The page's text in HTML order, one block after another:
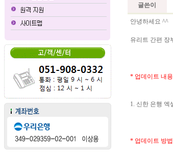
글쓴이
안녕하세요 ^^
유리트 간편 장
* 업데이트 내용
1. 신한 은행 엑
* 업데이트 방법